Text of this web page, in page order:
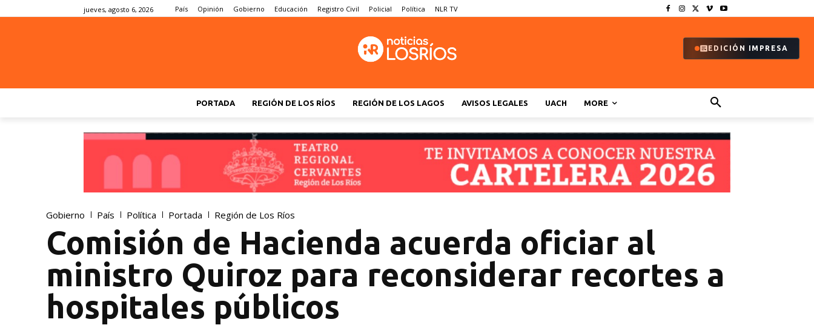
jueves, agosto 6, 2026 País Opinión Gobierno Educación Registro Civil Policial Política NLR TV
EDICIÓN IMPRESA
PORTADA REGIÓN DE LOS RÍOS REGIÓN DE LOS LAGOS AVISOS LEGALES UACH MORE
Gobierno País Política Portada Región de Los Ríos
Comisión de Hacienda acuerda oficiar al
ministro Quiroz para reconsiderar recortes a
hospitales públicos